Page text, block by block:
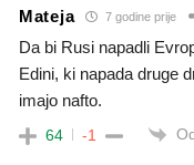
Mateja 7 godine prije
Da bi Rusi napadli
Edini, ki napada druge
imajo nafto.
64 -1